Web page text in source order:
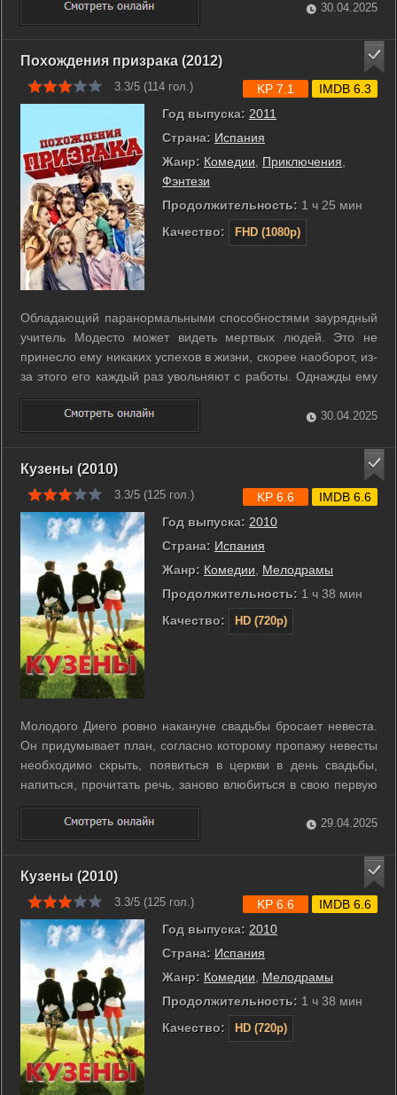
30.04.2025
Похождения призрака (2012)
3.3/5 (114 гол.)
Год выпуска: 2011
Страна: Испания
Жанр: Комедии, Приключения,
Фэнтези
Продолжительность: 1 ч 25 мин
Качество:
FHD (1080p)
KP 7.1 IMDB 6.3
Обладающий паранормальными способностями заурядный
учитель Модесто может видеть мертвых людей. Это не
принесло ему никаких успехов в жизни, скорее наоборот, из-
за этого его каждый раз увольняют с работы. Однажды ему
таки улыбается удача, и он устраивается работать в очень
престижную элитную школу. Там его задачей становится
обеспечить успешное ...
30.04.2025
Кузены (2010)
3.3/5 (125 гол.)
Год выпуска: 2010
Страна: Испания
Жанр: Комедии
Мелодрамы
Продолжительность: 1 ч 38 мин
Качество:
HD (720p)
KP 6.6 IMDB 6.6
Молодого Диего ровно накануне свадьбы бросает невеста.
Он придумывает план, согласно которому пропажу невесты
необходимо скрыть, появиться в церкви в день свадьбы,
напиться, прочитать речь, заново влюбиться в свою первую
подружку... и вернуть невесту. ...
29.04.2025
Кузены (2010)
3.3/5 (125 гол.)
Год выпуска: 2010
Страна: Испания
Жанр: Комедии, Мелодрамы
Продолжительность: 1 ч 38 мин
Качество:
HD (720p)
KP 6.6 IMDB 6.6